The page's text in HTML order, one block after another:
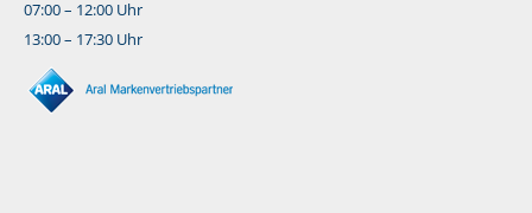
07:00 – 12:00 Uhr
13:00 – 17:30 Uhr